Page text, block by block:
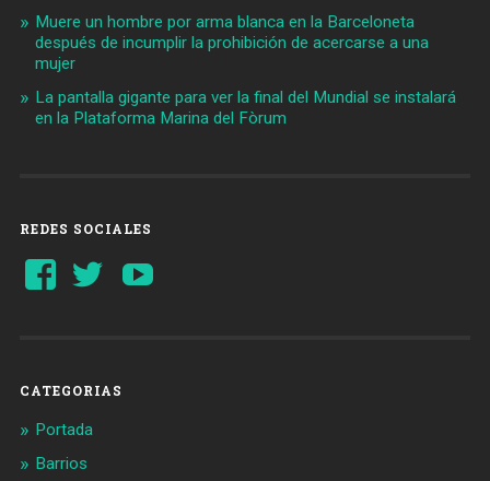
Muere un hombre por arma blanca en la Barceloneta
después de incumplir la prohibición de acercarse a una
mujer
La pantalla gigante para ver la final del Mundial se instalará
en la Plataforma Marina del Fòrum
REDES SOCIALES
Ver
perfil
Ver
perfil
CATEGORIAS
Portada
Barrios